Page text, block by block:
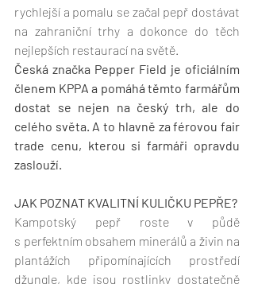
rychlejší a pomalu se začal pepř dostávat
na zahraniční trhy a dokonce do těch
nejlepších restaurací na světě.
Česká značka Pepper Field je oficiálním
členem KPPA a pomáhá těmto farmářům
dostat se nejen na český trh, ale do
celého světa. A to hlavně za férovou fair
trade cenu, kterou si farmáři opravdu
zaslouží.
JAK POZNAT KVALITNÍ KULIČKU PEPŘE?
Kampotský pepř roste v půdě
s perfektním obsahem minerálů a živin na
plantážích připomínajících prostředí
džungle, kde jsou rostlinky dostatečně